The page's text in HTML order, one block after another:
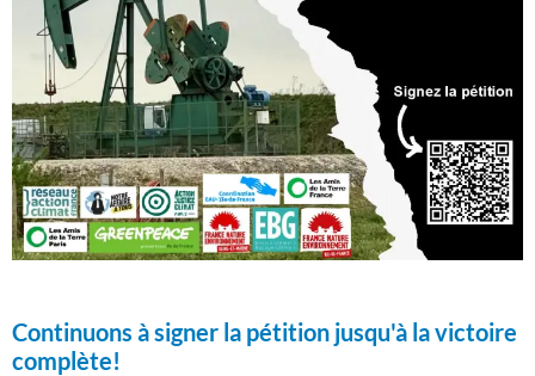
Continuons à signer la pétition jusqu'à la victoire
complète!